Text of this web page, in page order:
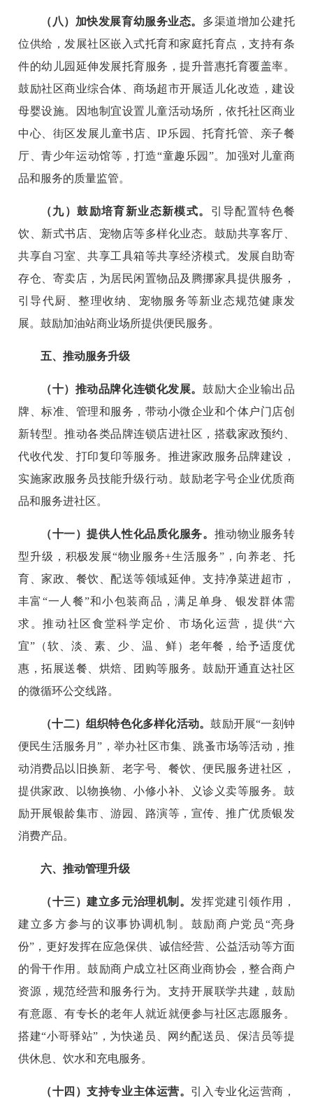
（八）加快发展育幼服务业态。 多渠道增加公建托
位供给，发展社区嵌入式托育和家庭托育点，支持有条
件的幼儿园延伸发展托育服务，提升普惠托育覆盖率。
鼓励社区商业综合体、商场超市开展适儿化改造，建设
母婴设施。因地制宜设置儿童活动场所，依托社区商业
中心、街区发展儿童书店、IP乐园、托育托管、亲子餐
厅、青少年运动馆等，打造“童趣乐园”。加强对儿童商
品和服务的质量监管。
（九）鼓励培育新业态新模式。 引导配置特色餐
饮、新式书店、宠物店等多样化业态。鼓励共享客厅、
共享自习室、共享工具箱等共享经济模式。发展自助寄
存仓、寄卖店，为居民闲置物品及腾挪家具提供服务，
引导代厨、整理收纳、宠物服务等新业态规范健康发
展。鼓励加油站商业场所提供便民服务。
五、推动服务升级
（十）推动品牌化连锁化发展。 鼓励大企业输出品
牌、标准、管理和服务，带动小微企业和个体户门店创
新转型。推动各类品牌连锁店进社区，搭载家政预约、
代收代发、打印复印等服务。推进家政服务品牌建设，
实施家政服务员技能升级行动。鼓励老字号企业优质商
品和服务进社区。
（十一）提供人性化品质化服务。 推动物业服务转
型升级，积极发展“物业服务+生活服务”，向养老、托
育、家政、餐饮、配送等领域延伸。支持净菜进超市，
丰富“一人餐”和小包装商品，满足单身、银发群体需
求。推动社区食堂科学定价、市场化运营，提供“六
宜”（软、淡、素、少、温、鲜）老年餐，给予适度优
惠，拓展送餐、烘焙、团购等服务。鼓励开通直达社区
的微循环公交线路。
（十二）组织特色化多样化活动。鼓励开展“一刻钟
便民生活服务月”，举办社区市集、跳蚤市场等活动，推
动消费品以旧换新、老字号、餐饮、便民服务进社区，
提供家政、以物换物、小修小补、义诊义卖等服务。鼓
励开展银龄集市、游园、路演等，宣传、推广优质银发
消费产品。
六、推动管理升级
（十三）建立多元治理机制。 发挥党建引领作用，
建立多方参与的议事协调机制。鼓励商户党员“亮身
份”，更好发挥在应急保供、诚信经营、公益活动等方面
的骨干作用。鼓励商户成立社区商业商协会，整合商户
资源，规范经营和服务行为。支持开展联学共建，鼓励
有意愿、有专长的老年人就近就便参与社区志愿服务。
搭建“小哥驿站”，为快递员、网约配送员、保洁员等提
供休息、饮水和充电服务。
（十四）支持专业主体运营。 引入专业化运营商，